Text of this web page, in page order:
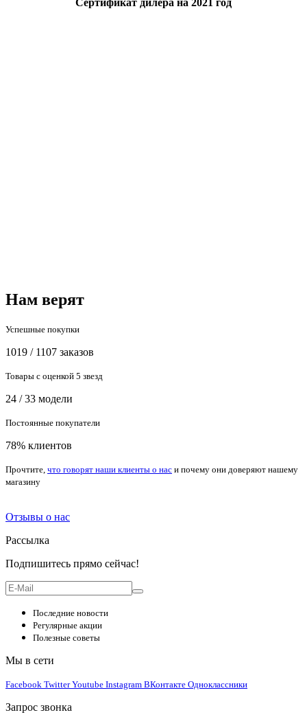
Нам верят
Успешные покупки
1019 / 1107 заказов
Товары с оценкой 5 звезд
24 / 33 модели
Постоянные покупатели
78% клиентов
Прочтите, что говорят наши клиенты о нас и почему они доверяют нашему
магазину
Отзывы о нас
Рассылка
Подпишитесь прямо сейчас!
Последние новости
Регулярные акции
Полезные советы
Мы в сети
Facebook TwitterYoutube Instagram ВКонтакте Одноклассники
Запрос звонка